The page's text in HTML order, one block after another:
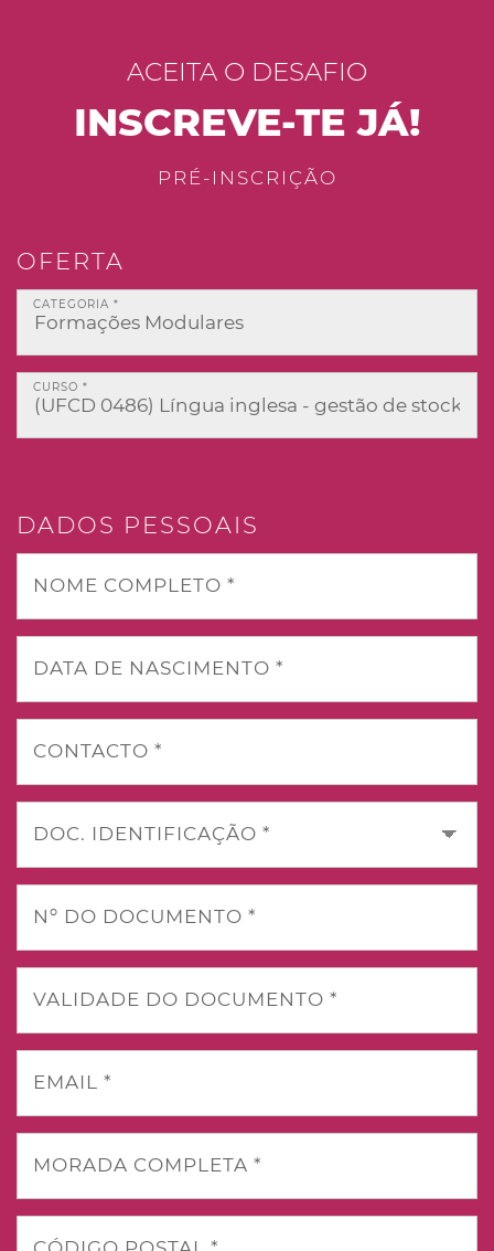
ACEITA O DESAFIO
INSCREVE-TE JÁ!
PRÉ-INSCRIÇÃO
OFERTA
CATEGORIA *
CURSO *
DADOS PESSOAIS
NOME COMPLETO *
DATA DE NASCIMENTO *
CONTACTO *
DOC. IDENTIFICAÇÃO *
Nº DO DOCUMENTO *
VALIDADE DO DOCUMENTO *
EMAIL *
MORADA COMPLETA *